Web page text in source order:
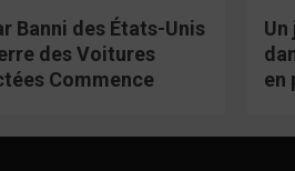
Banni des États-Unis
des Voitures
Commence
Un
en